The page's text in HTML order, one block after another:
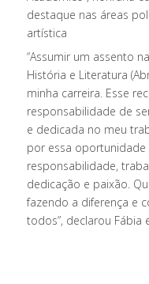
destaque nas áreas
artística
“Assumir um assento
História e Literatura
minha carreira. Esse
responsabilidade de
e dedicada no meu
por essa
responsabilidade,
dedicação e paixão.
fazendo a diferença e
todos”, declarou Fábia